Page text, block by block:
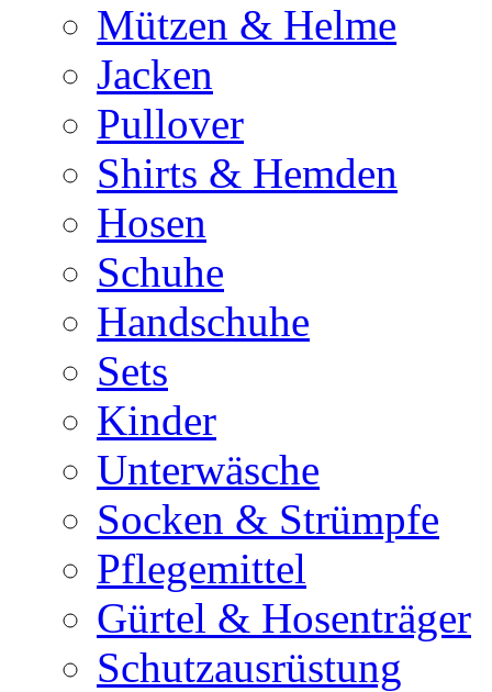
Mützen & Helme
Jacken
Pullover
Shirts & Hemden
Hosen
Schuhe
Handschuhe
Sets
Kinder
Unterwäsche
Socken & Strümpfe
Pflegemittel
Gürtel & Hosenträger
Schutzausrüstung